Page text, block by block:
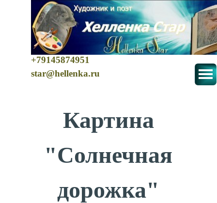
+79145874951
star@hellenka.ru
Картина
"Солнечная
дорожка"